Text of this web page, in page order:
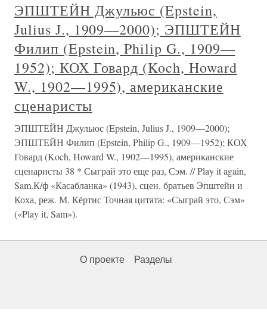
ЭПШТЕЙН Джульюс (Epstein,
Julius J., 1909—2000); ЭПШТЕЙН
Филип (Epstein, Philip G., 1909—
1952); КОХ Говард (Koch, Howard
W., 1902—1995), американские
сценаристы
ЭПШТЕЙН Джульюс (Epstein, Julius J., 1909—2000);
ЭПШТЕЙН Филип (Epstein, Philip G., 1909—1952); КОХ
Говард (Koch, Howard W., 1902—1995), американские
сценаристы 38 * Сыграй это еще раз, Сэм. // Play it again,
Sam.К/ф «Касабланка» (1943), сцен. братьев Эпштейн и
Коха, реж. М. Кёртис Точная цитата: «Сыграй это, Сэм»
(«Play it, Sam»).
О проекте Разделы